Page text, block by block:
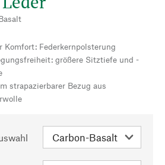
Komfort: Federkernpolsterung
größere Sitztiefe und -
strapazierbarer Bezug aus